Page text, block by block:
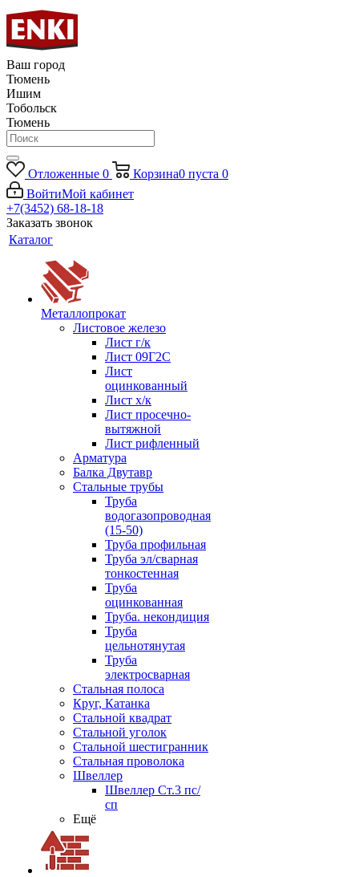
Ваш город
Тюмень
Ишим
Тобольск
Тюмень
Отложенные 0 Корзина0 пуста 0
ВойтиМой кабинет
+7(3452) 68-18-18
Заказать звонок
Каталог
Металлопрокат
Листовое железо
Лист г/к
Лист 09Г2С
Лист
оцинкованный
Лист х/к
Лист просечно-
вытяжной
Лист рифленный
Арматура
Балка Двутавр
Стальные трубы
Труба
водогазопроводная
(15-50)
Труба профильная
Труба эл/сварная
тонкостенная
Труба
оцинкованная
Труба. некондиция
Труба
цельнотянутая
Труба
электросварная
Стальная полоса
Круг, Катанка
Стальной квадрат
Стальной уголок
Стальной шестигранник
Стальная проволока
Швеллер
Швеллер Ст.3 пс/
сп
Ещё